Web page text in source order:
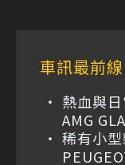
車訊最前線
熱血與
AMG
稀有小